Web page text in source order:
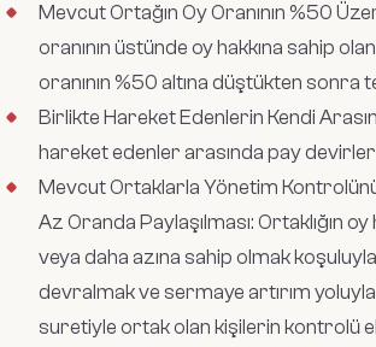
Mevcut Ortağın Oy Oranının %50
oranının üstünde oy hakkına sahip
oranının %50 altına düştükten sonra
Birlikte Hareket Edenlerin Kendi
hareket edenler arasında pay devirleri
Mevcut Ortaklarla Yönetim
Az Oranda Paylaşılması: Ortaklığın oy
veya daha azına sahip olmak
devralmak ve sermaye artırım
suretiyle ortak olan kişilerin kontrolü